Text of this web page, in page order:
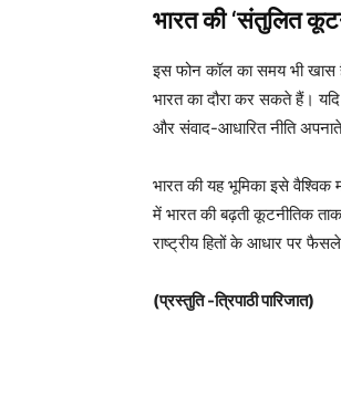
भारत की ‘संतुलित
इस फोन कॉल का समय भी खास
भारत का दौरा कर सकते हैं। यदि
और संवाद-आधारित नीति
भारत की यह भूमिका इसे वैश्विक
में भारत की बढ़ती कूटनीतिक
राष्ट्रीय हितों के आधार पर
(प्रस्तुति -त्रिपाठी पारिजात)